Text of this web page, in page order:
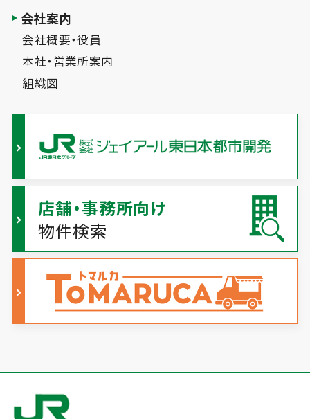
会社案内
会社概要・役員
本社・営業所案内
組織図
店舗・事務所向け
物件検索